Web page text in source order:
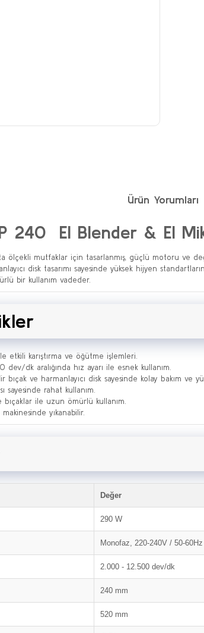
Ürün Yorumları
240 El Blender & El
ölçekli mutfaklar için tasarlanmış, güçlü motoru ve
disk tasarımı sayesinde yüksek hijyen
bir kullanım vadeder.
karıştırma ve öğütme işlemleri.
dk aralığında hız ayarı ile esnek kullanım.
bıçak ve harmanlayıcı disk sayesinde kolay bakım ve
sayesinde rahat kullanım.
ile uzun ömürlü kullanım.
makinesinde yıkanabilir.
Değer
290 W
Monofaz, 220-240V / 50-60Hz
2.000 - 12.500 dev/dk
240 mm
520 mm